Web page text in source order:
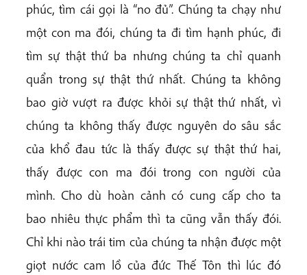
phúc, tìm cái gọi là “no đủ”. Chúng ta chạy như
một con ma đói, chúng ta đi tìm hạnh phúc, đi
tìm sự thật thứ ba nhưng chúng ta chỉ quanh
quẩn trong sự thật thứ nhất. Chúng ta không
bao giờ vượt ra được khỏi sự thật thứ nhất, vì
chúng ta không thấy được nguyên do sâu sắc
của khổ đau tức là thấy được sự thật thứ hai,
thấy được con ma đói trong con người của
mình. Cho dù hoàn cảnh có cung cấp cho ta
bao nhiêu thực phẩm thì ta cũng vẫn thấy đói.
Chỉ khi nào trái tim của chúng ta nhận được một
giọt nước cam lồ của đức Thế Tôn thì lúc đó